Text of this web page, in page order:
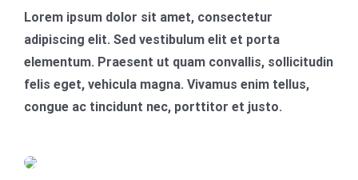
Lorem ipsum dolor sit amet, consectetur
adipiscing elit. Sed vestibulum elit et porta
elementum. Praesent ut quam convallis, sollicitudin
felis eget, vehicula magna. Vivamus enim tellus,
congue ac tincidunt nec, porttitor et justo.